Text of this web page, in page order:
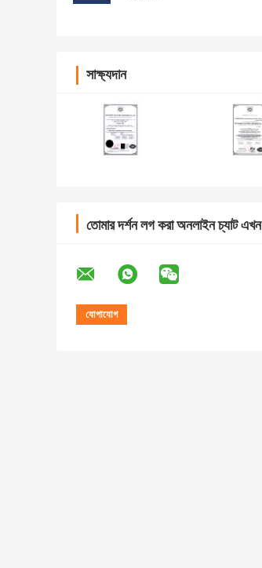
সাক্ষ্যদান
তোমার দর্শন লগ করা অনলাইন চ্যাট এখন